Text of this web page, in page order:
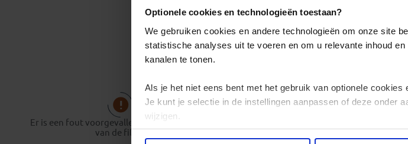
Optionele cookies en technologieën toestaan?
We gebruiken cookies en andere technologieën om onze site
statistische analyses uit te voeren en om u relevante inhoud
kanalen te tonen.
Als je het niet eens bent met het gebruik van optionele cookies
Je kunt je selectie in de instellingen aanpassen of deze onder
wijzigen.
Er is een fout voorgevallen bij het opbouwen
van de filter.
Chiang Mai en Noord-
Chiang Mai heeft een heel
tempels, sfeervolle
Thailand, waar natuur en
Thailand is meer dan cultuur
In verschillende delen van
natuur. Wandelingen door